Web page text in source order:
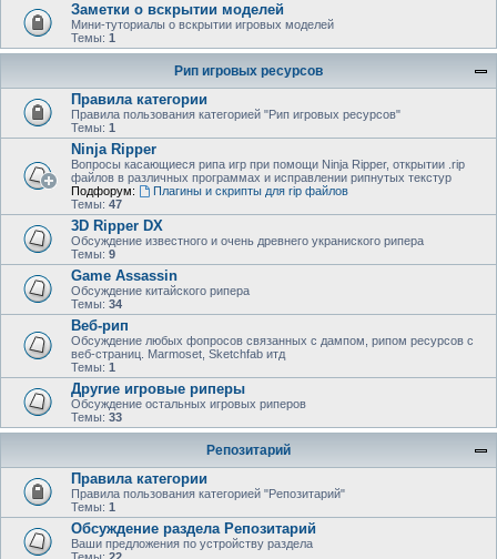
Заметки о вскрытии моделей
Мини-туториалы о вскрытии игровых моделей
Темы: 1
Рип игровых ресурсов
Правила категории
Правила пользования категорией "Рип игровых ресурсов"
Темы: 1
Ninja Ripper
Вопросы касающиеся рипа игр при помощи Ninja Ripper, открытии .rip
файлов в различных программах и исправлении рипнутых текстур
Подфорум:
Плагины и скрипты для rip файлов
Темы: 47
3D Ripper DX
Обсуждение известного и очень древнего украниского рипера
Темы: 9
Game Assassin
Обсуждение китайского рипера
Темы: 34
Веб-рип
Обсуждение любых фопросов связанных с дампом, рипом ресурсов с
веб-страниц. Marmoset, Sketchfab итд
Темы: 1
Другие игровые риперы
Обсуждение остальных игровых риперов
Темы: 33
Репозитарий
Правила категории
Правила пользования категорией "Репозитарий"
Темы: 1
Обсуждение раздела Репозитарий
Ваши предложения по устройству раздела